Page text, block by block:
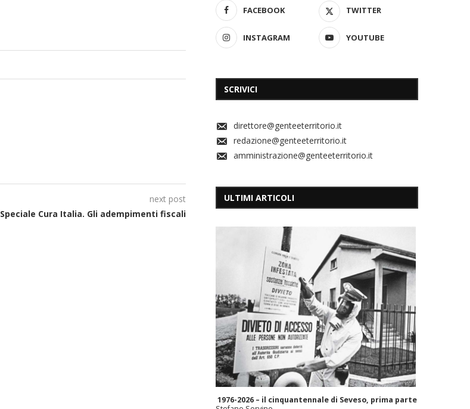
next post
Speciale Cura Italia. Gli adempimenti fiscali
FACEBOOK TWITTER
INSTAGRAM YOUTUBE
SCRIVICI
direttore@genteeterritorio.it
redazione@genteeterritorio.it
amministrazione@genteeterritorio.it
ULTIMI ARTICOLI
1976-2026 – il cinquantennale di Seveso, prima parte